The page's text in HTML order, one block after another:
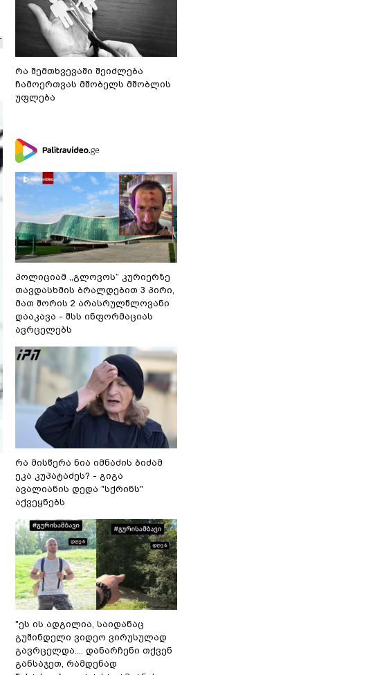
რა შემთხვევაში შეიძლება
ჩამოერთვას მშობელს მშობლის
უფლება
პოლიციამ ,,გლოვოს” კურიერზე
თავდასხმის ბრალდებით 3 პირი,
მათ შორის 2 არასრულწლოვანი
დააკავა - შსს ინფორმაციას
ავრცელებს
რა მისწერა ნია იმნაძის ბიძამ
ეკა კუპატაძეს? - გიგა
ავალიანის დედა "სქრინს"
აქვეყნებს
"ეს ის ადგილია, საიდანაც
გუშინდელი ვიდეო ვირუსულად
გავრცელდა.... დანარჩენი თქვენ
განსაჯეთ, რამდენად